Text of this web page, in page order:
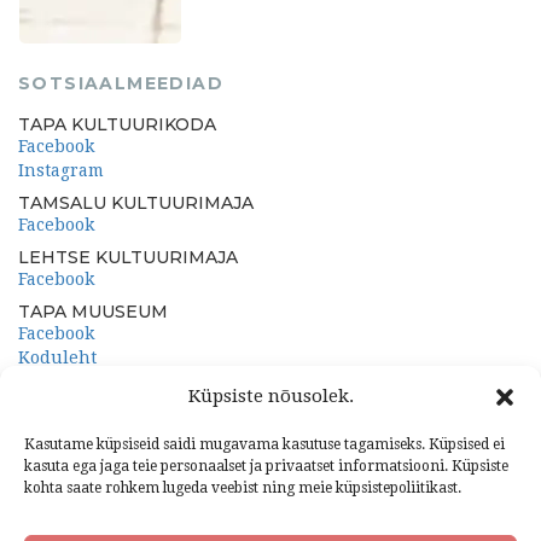
Küpsiste nõusolek.
Kasutame küpsiseid saidi mugavama kasutuse tagamiseks. Küpsised ei
kasuta ega jaga teie personaalset ja privaatset informatsiooni. Küpsiste
kohta saate rohkem lugeda veebist ning meie küpsistepoliitikast.
SOTSIAALMEEDIAD
TAPA KULTUURIKODA
Facebook
Instagram
TAMSALU KULTUURIMAJA
Facebook
LEHTSE KULTUURIMAJA
Facebook
TAPA MUUSEUM
Facebook
Koduleht
PORKUNI PAEMUUSEUM
Koduleht